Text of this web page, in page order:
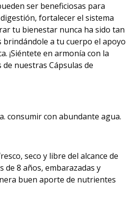
ser beneficiosas para
fortalecer el sistema
tu bienestar nunca ha sido tan
brindándole a tu cuerpo el apoyo
¡Siéntete en armonía con la
nuestras Cápsulas de
consumir con abundante agua.
seco y libre del alcance de
de 8 años, embarazadas y
buen aporte de nutrientes